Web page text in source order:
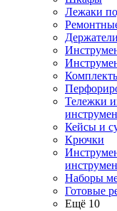
Лежаки
Тележки
Кейсы и
Крючки
Наборы
Готовые
Ещё 10